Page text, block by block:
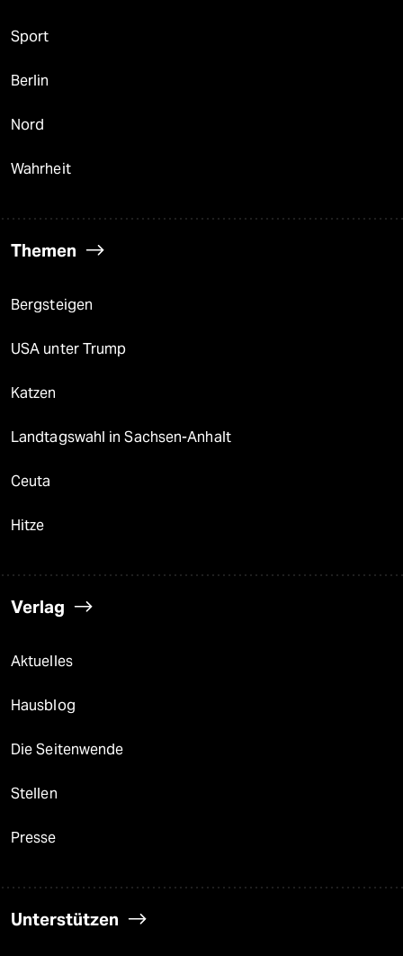
Sport
Berlin
Nord
Wahrheit
Themen
Bergsteigen
USA unter Trump
Katzen
Landtagswahl in Sachsen-Anhalt
Ceuta
Hitze
Verlag
Aktuelles
Hausblog
Die Seitenwende
Stellen
Presse
Unterstützen